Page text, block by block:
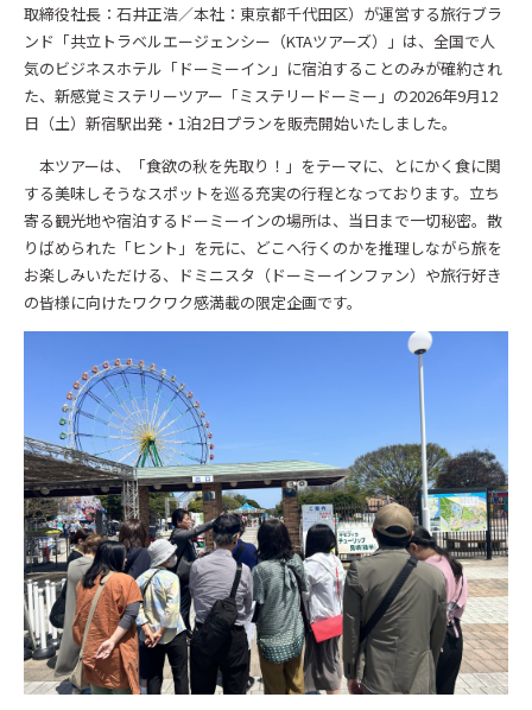
取締役社長：石井正浩／本社：東京都千代田区）が運営する旅行ブラ
ンド「共立トラベルエージェンシー（KTAツアーズ）」は、全国で人
気のビジネスホテル「ドーミーイン」に宿泊することのみが確約され
た、新感覚ミステリーツアー「ミステリードーミー」の2026年9月12
日（土）新宿駅出発・1泊2日プランを販売開始いたしました。
本ツアーは、「食欲の秋を先取り！」をテーマに、とにかく食に関
する美味しそうなスポットを巡る充実の行程となっております。立ち
寄る観光地や宿泊するドーミーインの場所は、当日まで一切秘密。散
りばめられた「ヒント」を元に、どこへ行くのかを推理しながら旅を
お楽しみいただける、ドミニスタ（ドーミーインファン）や旅行好き
の皆様に向けたワクワク感満載の限定企画です。